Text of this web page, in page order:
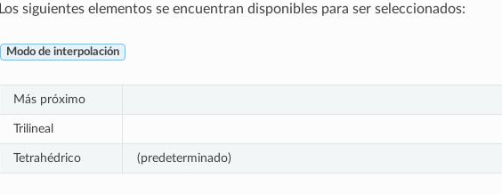
Los siguientes elementos se encuentran disponibles para ser seleccionados:
Modo de interpolación
Más próximo
Trilineal
Tetrahédrico (predeterminado)